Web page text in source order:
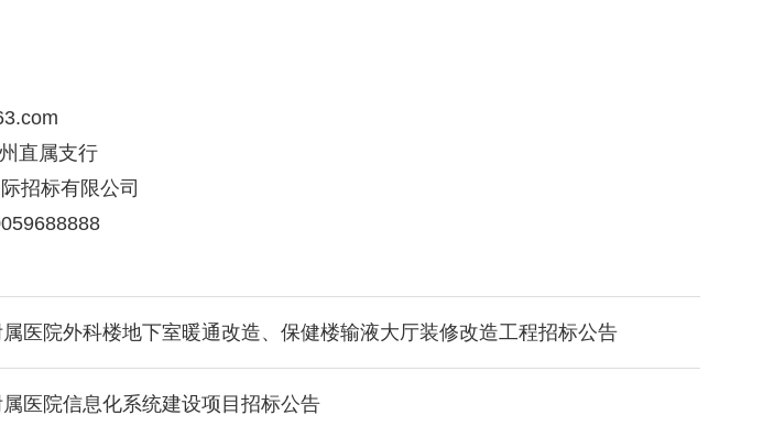
直属支行
招标有限公司
医院外科楼地下室暖通改造、保健楼输液大厅装修改造工程招标公告
医院信息化系统建设项目招标公告